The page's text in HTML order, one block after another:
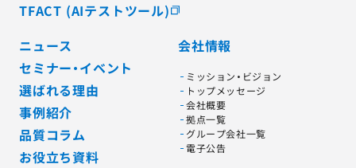
TFACT (AIテストツール)
ニュース
セミナー・イベント
選ばれる理由
事例紹介
品質コラム
お役立ち資料
会社情報
ミッション・ビジョン
トップメッセージ
会社概要
拠点一覧
グループ会社一覧
電子公告